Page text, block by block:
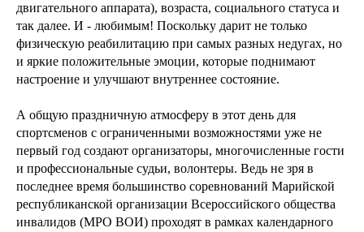
двигательного аппарата), возраста, социального статуса и
так далее. И - любимым! Поскольку дарит не только
физическую реабилитацию при самых разных недугах, но
и яркие положительные эмоции, которые поднимают
настроение и улучшают внутреннее состояние.
А общую праздничную атмосферу в этот день для
спортсменов с ограниченными возможностями уже не
первый год создают организаторы, многочисленные гости
и профессиональные судьи, волонтеры. Ведь не зря в
последнее время большинство соревнований Марийской
республиканской организации Всероссийского общества
инвалидов (МРО ВОИ) проходят в рамках календарного